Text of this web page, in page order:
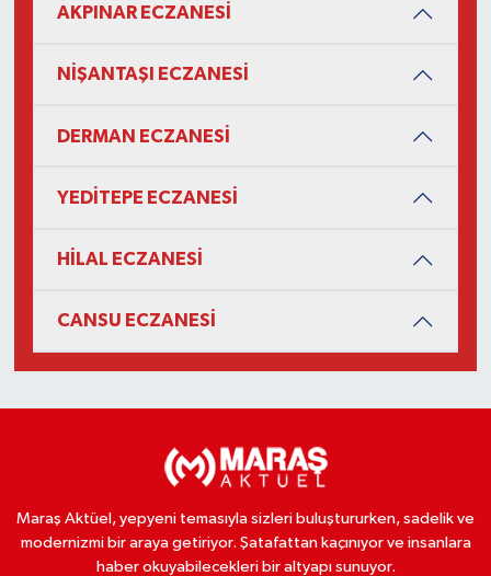
AKPINAR ECZANESİ
NİŞANTAŞI ECZANESİ
DERMAN ECZANESİ
YEDİTEPE ECZANESİ
HİLAL ECZANESİ
CANSU ECZANESİ
Maraş Aktüel, yepyeni temasıyla sizleri buluştururken, sadelik ve
modernizmi bir araya getiriyor. Şatafattan kaçınıyor ve insanlara
haber okuyabilecekleri bir altyapı sunuyor.